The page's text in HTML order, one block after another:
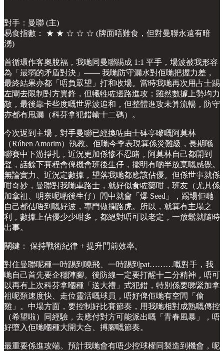
對手：曼聯 (主)
易食指數： ★ ★ ☆ ☆ ☆ (牌面唔難食，但對曼聯永遠有暗
湧)
首循環作客奧脫福，我哋同曼聯踢成 1:1 平手，場波被我形容
為「最弱的矛盾對決」—— 我哋防守漏水對佢哋把握力差，
最終結果亦都「唔負眾望」打和收場。當時我哋再次用占士踢
左閘去限制對方翼鋒，但犧牲咗邊路進攻；雖然數據上勢均力
敵，最後靠卡些度嘅世界波追和，但整體進攻未算流暢，防守
亦都有甩漏（科芬拿犯錯輸十二碼）。
今次返到主場，對手曼聯已經換咗由士砵亭嚟嘅阿莫林
（Rúben Amorim）執教。佢哋今季表現算係災難級，長期喺
聯賽中下游掙扎，近況更加係慘不忍睹，阿莫林自己都開到
聲，話餘下賽程會俾機會班後生仔，擺明有啲半放棄嘅感覺。
無論實力、近況定數據，望落我哋都應該佔優。但係世事就係
咁奇妙，曼聯對我哋車路士，就好似食咗藥咁，班友（尤其係
加拿祖、明奈呢啲後生仔）間中就會「爆 Seed」，踢場佢哋
自己都估唔到嘅好波，專門做攔路虎。所以，就算有主場之
利，數據上佔優少少咁多，都絕對唔可以老定，一放鬆就隨時
出事。
關鍵： 保持戰術紀律 + 提升門前效率。
對住曼聯呢種一時踢到曉飛、一時踢到pat………嘅對手，我
哋自己首先要企穩陣腳。後防線一定要打醒十二分精神，唔可
以再有上次科芬拿嗰種「送大禮」式犯錯，特別係要睇緊加拿
祖呢類速度快、走位靈活嘅球員，唔好俾佢哋有空間「偷
雞」。中場方面，要控制好比賽節奏，用我哋相對成熟嘅傳控
（希望啦）同經驗，去應付對方可能派出嘅「青春風暴」，唔
好墮入佢哋嗰種大開大合、搏腳嘅節奏。
最重要係進攻端。預計我哋會有唔少控球權同製造到機會，呢